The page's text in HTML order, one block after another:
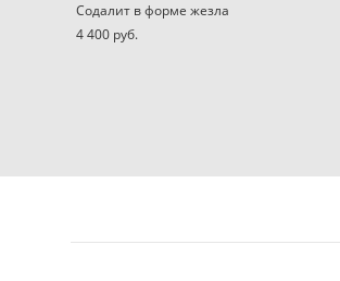
Содалит в форме жезла
4 400 pуб.